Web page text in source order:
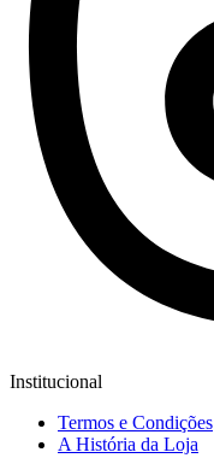
Institucional
Termos e Condições
A História da Loja